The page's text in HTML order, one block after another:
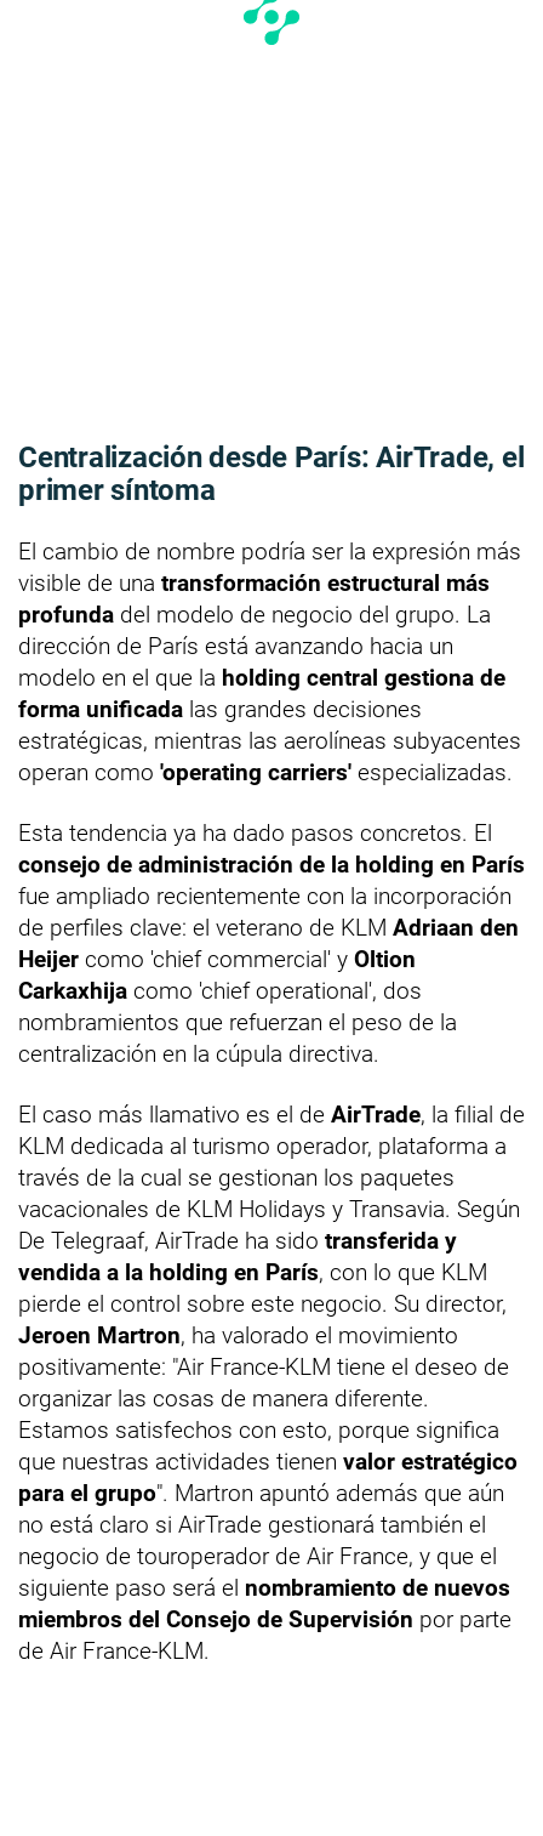
Centralización desde París: AirTrade, el
primer síntoma
El cambio de nombre podría ser la expresión más
visible de una transformación estructural más
profunda del modelo de negocio del grupo. La
dirección de París está avanzando hacia un
modelo en el que la holding central gestiona de
forma unificada las grandes decisiones
estratégicas, mientras las aerolíneas subyacentes
operan como 'operating carriers' especializadas.
Esta tendencia ya ha dado pasos concretos. El
consejo de administración de la holding en París
fue ampliado recientemente con la incorporación
de perfiles clave: el veterano de KLM Adriaan den
Heijer como 'chief commercial' y Oltion
Carkaxhija como 'chief operational', dos
nombramientos que refuerzan el peso de la
centralización en la cúpula directiva.
El caso más llamativo es el de AirTrade, la filial de
KLM dedicada al turismo operador, plataforma a
través de la cual se gestionan los paquetes
vacacionales de KLM Holidays y Transavia. Según
De Telegraaf, AirTrade ha sido transferida y
vendida a la holding en París, con lo que KLM
pierde el control sobre este negocio. Su director,
Jeroen Martron, ha valorado el movimiento
positivamente: "Air France-KLM tiene el deseo de
organizar las cosas de manera diferente.
Estamos satisfechos con esto, porque significa
que nuestras actividades tienen valor estratégico
para el grupo". Martron apuntó además que aún
no está claro si AirTrade gestionará también el
negocio de touroperador de Air France, y que el
siguiente paso será el nombramiento de nuevos
miembros del Consejo de Supervisión por parte
de Air France-KLM.